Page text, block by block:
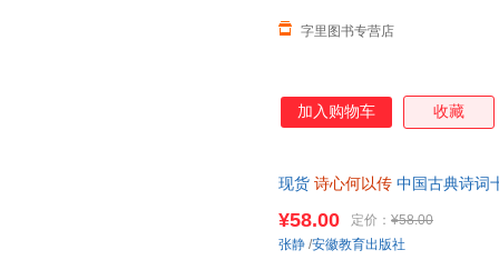
字里图书专营店
加入购物车 收藏
现货 诗心何以传 中国古典诗词
¥58.00 定价： ¥58.00
张静 /安徽教育出版社